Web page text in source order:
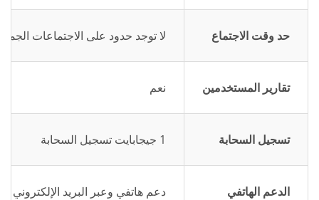
حد وقت الاجتماع لا توجد حدود على الاجتماعات
تقارير المستخدمين نعم
تسجيل السحابة 1 جيجابايت تسجيل السحابة
الدعم الهاتفي دعم هاتفي وعبر البريد الإلكتروني